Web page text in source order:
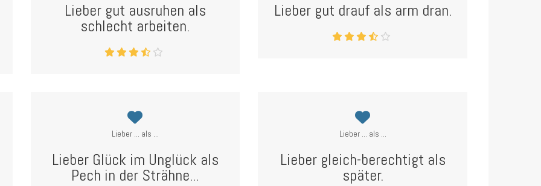
Lieber gut ausruhen als
schlecht arbeiten.
Lieber gut drauf als arm dran.
Lieber ... als ...
Lieber Glück im Unglück als
Pech in der Strähne...
Lieber ... als ...
Lieber gleich-berechtigt als
später.